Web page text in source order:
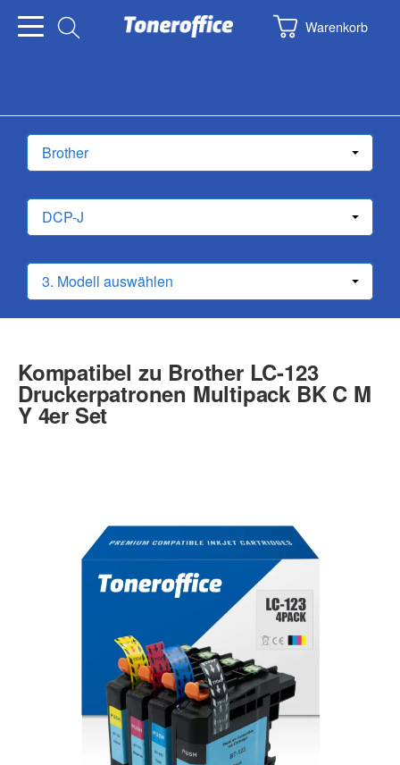
Warenkorb
Kompatibel zu Brother LC-123
Druckerpatronen Multipack BK C M
Y 4er Set